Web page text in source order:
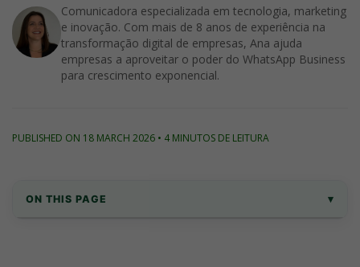
Comunicadora especializada em tecnologia, marketing
e inovação. Com mais de 8 anos de experiência na
transformação digital de empresas, Ana ajuda
empresas a aproveitar o poder do WhatsApp Business
para crescimento exponencial.
PUBLISHED ON 18 MARCH 2026 • 4 MINUTOS DE LEITURA
ON THIS PAGE ▾